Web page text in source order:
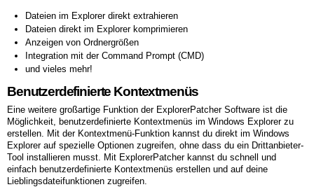
Dateien im Explorer direkt extrahieren
Dateien direkt im Explorer komprimieren
Anzeigen von Ordnergrößen
Integration mit der Command Prompt (CMD)
und vieles mehr!
Benutzerdefinierte Kontextmenüs
Eine weitere großartige Funktion der ExplorerPatcher Software ist die
Möglichkeit, benutzerdefinierte Kontextmenüs im Windows Explorer zu
erstellen. Mit der Kontextmenü-Funktion kannst du direkt im Windows
Explorer auf spezielle Optionen zugreifen, ohne dass du ein Drittanbieter-
Tool installieren musst. Mit ExplorerPatcher kannst du schnell und
einfach benutzerdefinierte Kontextmenüs erstellen und auf deine
Lieblingsdateifunktionen zugreifen.